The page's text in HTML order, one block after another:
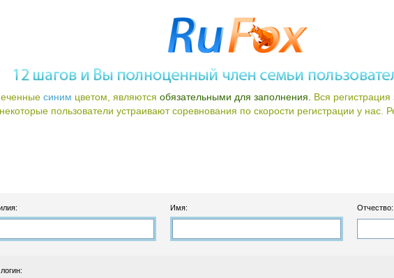
синим цветом, являются обязательными для заполнения.
Вся
пользователи устраивают соревнования по скорости регистрации у нас.
Имя: Отчество: